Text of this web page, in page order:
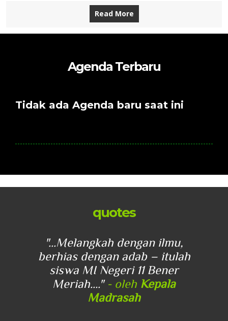
Read More
Agenda Terbaru
Tidak ada Agenda baru saat ini
quotes
"...Melangkah dengan ilmu,
berhias dengan adab – itulah
siswa MI Negeri 11 Bener
Meriah...." - oleh Kepala
Madrasah